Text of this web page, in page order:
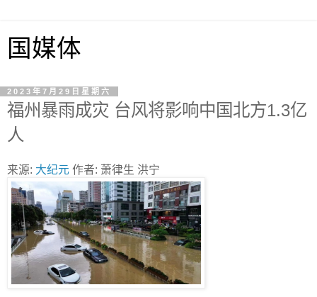
国媒体
2023年7月29日星期六
福州暴雨成灾 台风将影响中国北方1.3亿
人
来源: 大纪元 作者: 萧律生 洪宁